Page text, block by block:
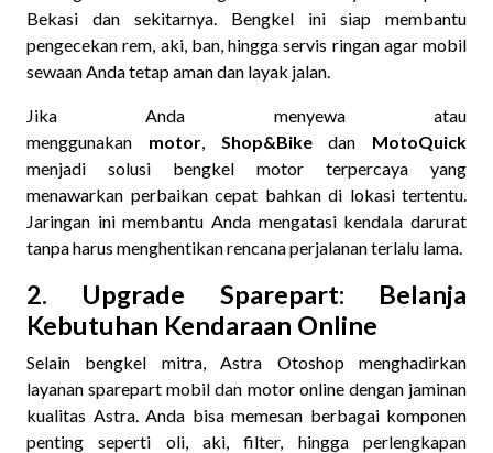
Bekasi dan sekitarnya. Bengkel ini siap membantu
pengecekan rem, aki, ban, hingga servis ringan agar mobil
sewaan Anda tetap aman dan layak jalan.
Jika Anda menyewa atau
menggunakan motor, Shop&Bikedan MotoQuick
menjadi solusi bengkel motor terpercaya yang
menawarkan perbaikan cepat bahkan di lokasi tertentu.
Jaringan ini membantu Anda mengatasi kendala darurat
tanpa harus menghentikan rencana perjalanan terlalu lama.
2. Upgrade Sparepart: Belanja
Kebutuhan Kendaraan Online
Selain bengkel mitra, Astra Otoshop menghadirkan
layanan sparepart mobil dan motor online dengan jaminan
kualitas Astra. Anda bisa memesan berbagai komponen
penting seperti oli, aki, filter, hingga perlengkapan